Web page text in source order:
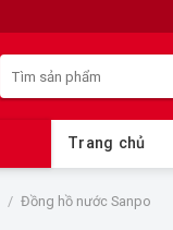
kiếm:
Trang chủ
/ Đồng hồ nước Sanpo